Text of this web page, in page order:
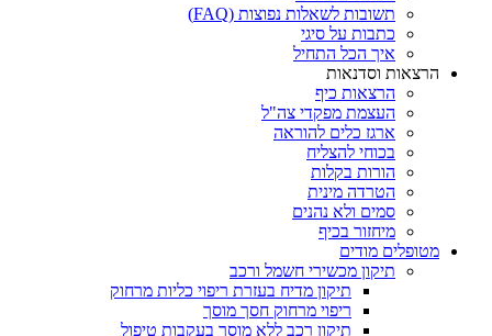
תשובות לשאלות נפוצות (FAQ)
כתבות על סיגי
איך הכל התחיל
הרצאות וסדנאות
הרצאות כיף
העצמת מפקדי צה"ל
ארגז כלים להוראה
בכוחי להצליח
הורות בקלות
הטרדה מינית
סמים ולא נהנים
מיחזור בכיף
מטופלים מודים
תיקון מכשירי חשמל ורכב
תיקון מדיח בעזרת ריפוי כליות מרחוק
ריפוי מרחוק חסך מוסך
תיקון רכב ללא מוסך בעקבות טיפול